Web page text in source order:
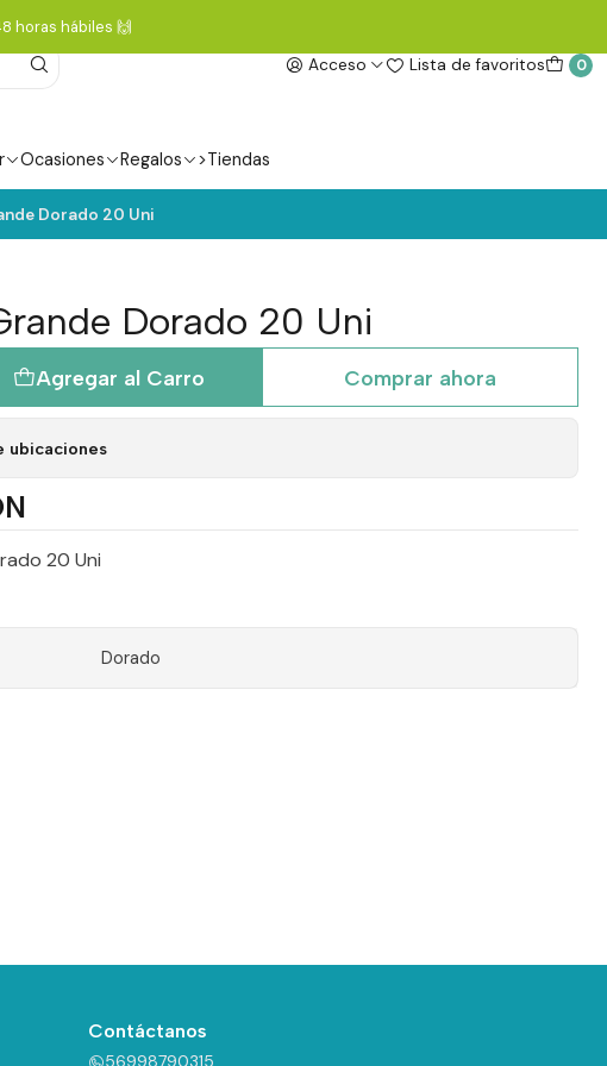
Acceso Lista de favoritos 0
Ocasiones Regalos >Tiendas
horas hábiles 🙌
Dorado 20 Uni
Dorado 20 Uni
Agregar al Carro Comprar ahora
ubicaciones
20 Uni
Dorado
Contáctanos
56998790315